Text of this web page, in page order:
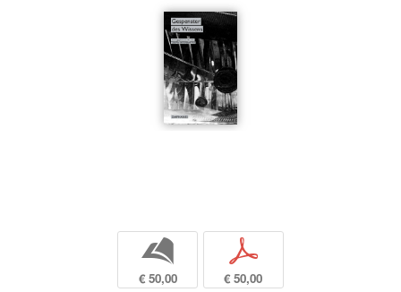
b
€ 50,00
p
€ 50,00